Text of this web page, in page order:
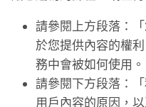
請參閱上方段落：
於您提供內容的權
務中會被如何使用。
請參閱下方段落：
用戶內容的原因，